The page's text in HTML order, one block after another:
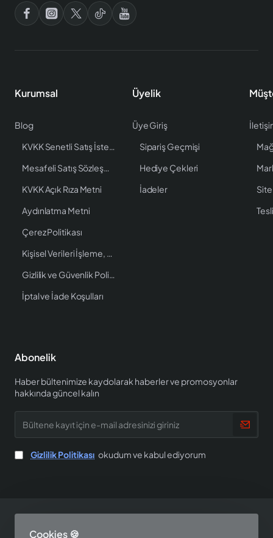
Cookies 🍪
Kurumsal
Blog
KVKK Senetli Satış İstenen Bilgiler
Mesafeli Satış Sözleşmesi
KVKK Açık Rıza Metni
Aydınlatma Metni
Çerez Politikası
Kişisel Verileri İşleme, Saklama ve İmha Politikası
Gizlilik ve Güvenlik Politikası
İptal ve İade Koşulları
Üyelik
Üye Giriş
Sipariş Geçmişi
Hediye Çekleri
İadeler
Site
Abonelik
Haber bültenimize kaydolarak haberler ve promosyonlar
hakkında güncel kalın
kayıt
için
e-
mail
Gizlilik Politikası okudum ve kabul ediyorum